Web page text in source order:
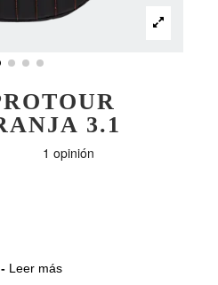
3.1
Leer más